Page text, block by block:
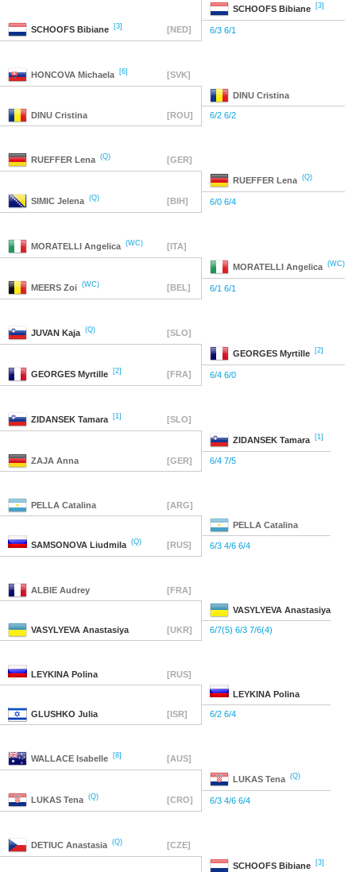
SCHOOFS Bibiane [3]
SCHOOFS Bibiane [3] [NED] 6/3 6/1
HONCOVA Michaela [6] [SVK]
DINU Cristina
DINU Cristina [ROU] 6/2 6/2
RUEFFER Lena (Q) [GER]
RUEFFER Lena (Q)
SIMIC Jelena (Q) [BIH] 6/0 6/4
MORATELLI Angelica (WC) [ITA]
MORATELLI Angelica (WC)
MEERS Zoi (WC) [BEL] 6/1 6/1
JUVAN Kaja (Q) [SLO]
GEORGES Myrtille [2]
GEORGES Myrtille [2] [FRA] 6/4 6/0
ZIDANSEK Tamara [1] [SLO]
ZIDANSEK Tamara [1]
ZAJA Anna [GER] 6/4 7/5
PELLA Catalina [ARG]
PELLA Catalina
SAMSONOVA Liudmila (Q) [RUS] 6/3 4/6 6/4
ALBIE Audrey [FRA]
VASYLYEVA Anastasiya
VASYLYEVA Anastasiya [UKR] 6/7(5) 6/3 7/6(4)
LEYKINA Polina [RUS]
LEYKINA Polina
GLUSHKO Julia [ISR] 6/2 6/4
WALLACE Isabelle [8] [AUS]
LUKAS Tena (Q)
LUKAS Tena (Q) [CRO] 6/3 4/6 6/4
DETIUC Anastasia (Q) [CZE]
SCHOOFS Bibiane [3]